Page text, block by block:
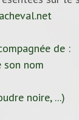
de :
son nom
noire, ...)